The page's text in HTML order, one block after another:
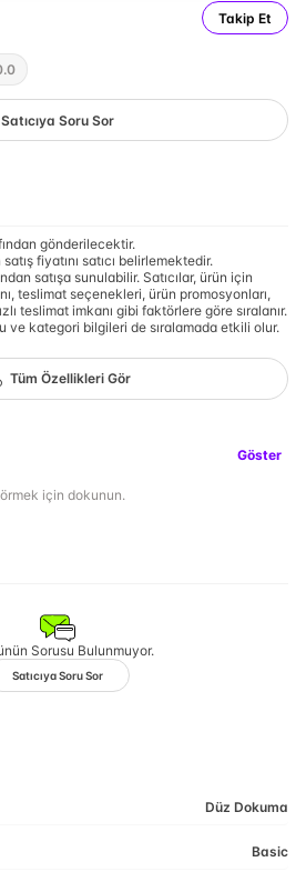
Takip Et
Satıcıya Soru Sor
gönderilecektir.
fiyatını satıcı belirlemektedir.
satışa sunulabilir. Satıcılar, ürün için
teslimat seçenekleri, ürün promosyonları,
teslimat imkanı gibi faktörlere göre sıralanır.
ve kategori bilgileri de sıralamada etkili olur.
Tüm Özellikleri Gör
Göster
için dokunun.
Sorusu Bulunmuyor.
Satıcıya Soru Sor
Düz Dokuma
Basic